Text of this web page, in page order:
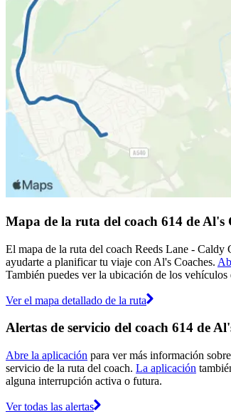
Mapa de la ruta del coach 614 de Al's
El mapa de la ruta del coach Reeds Lane - Caldy
ayudarte a planificar tu viaje con Al's Coaches.
También puedes ver la ubicación de los vehículos
Ver el mapa detallado de la ruta
Alertas de servicio del coach 614 de
Abre la aplicación para ver más información
servicio de la ruta del coach. La aplicación
alguna interrupción activa o futura.
Ver todas las alertas